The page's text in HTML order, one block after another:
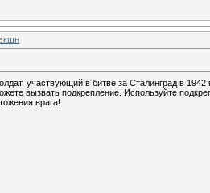
участвующий в битве за Сталинград в
вызвать подкрепление. Используйте
врага!